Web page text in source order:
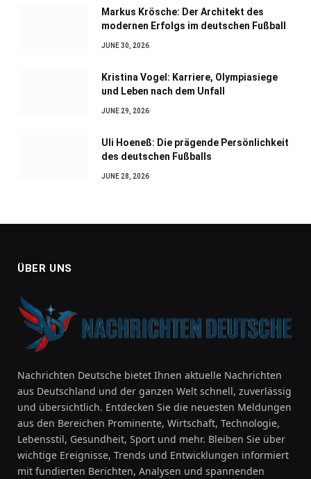
Markus Krösche: Der Architekt des
modernen Erfolgs im deutschen Fußball
JUNE 30, 2026
Kristina Vogel: Karriere, Olympiasiege
und Leben nach dem Unfall
JUNE 29, 2026
Uli Hoeneß: Die prägende Persönlichkeit
des deutschen Fußballs
JUNE 28, 2026
ÜBER UNS
Nachrichten Deutsche bietet Ihnen aktuelle Nachrichten
aus Deutschland und der ganzen Welt schnell, zuverlässig
und übersichtlich. Entdecken Sie die neuesten Meldungen
aus den Bereichen Prominente, Wirtschaft, Technologie,
Lebensstil, Gesundheit, Sport und mehr. Bleiben Sie über
wichtige Ereignisse, Trends und Entwicklungen informiert
mit fundierten Berichten, Analysen und spannenden